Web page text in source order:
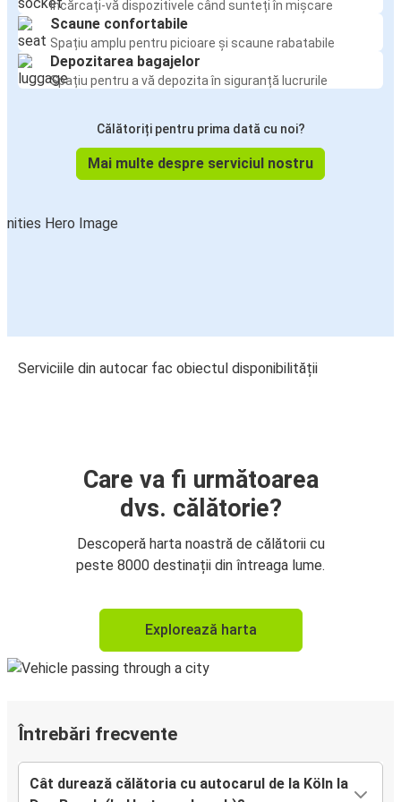
Încărcați-vă dispozitivele când sunteți în mișcare
Scaune confortabile
Spațiu amplu pentru picioare și scaune rabatabile
Depozitarea bagajelor
Spațiu pentru a vă depozita în siguranță lucrurile
Călătoriți pentru prima dată cu noi?
Mai multe despre serviciul nostru
Serviciile din autocar fac obiectul disponibilității
Care va fi următoarea
dvs. călătorie?
Descoperă harta noastră de călătorii cu
peste 8000 destinații din întreaga lume.
Explorează harta
Întrebări frecvente
Cât durează călătoria cu autocarul de la Köln la